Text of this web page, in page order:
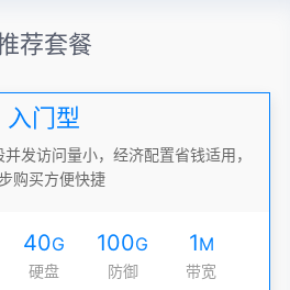
荐套餐
入门型
发访问量小，经济配置省钱适用，
购买方便快捷
40G
硬盘
100G
防御
1M
带宽